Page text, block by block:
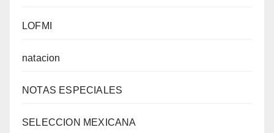
LOFMI
natacion
NOTAS ESPECIALES
SELECCION MEXICANA